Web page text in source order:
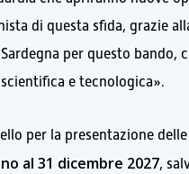
di questa sfida, grazie
Sardegna per questo
e tecnologica».
per la presentazione
al 31 dicembre 2027,